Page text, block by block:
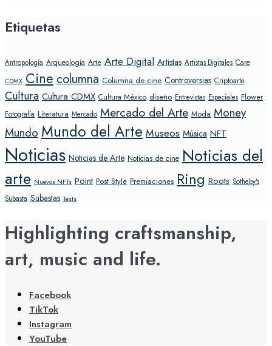
Etiquetas
Antropología Arqueología Arte Arte Digital Artistas Artistas Digitales Care
CDMX Cine columna Columna de cine Controversias Criptoarte
Cultura Cultura CDMX Cultura México diseño Entrevistas Especiales Flower
Fotografía Literatura Mercado Mercado del Arte Moda Money
Mundo Mundo del Arte Museos Música NFT
Noticias Noticias de Arte Noticias de cine Noticias del
arte Nuevos NFTs Point Post Style Premiaciones Ring Roots Sotheby's
Subasta Subastas Tests
Highlighting craftsmanship,
art, music and life.
Facebook
TikTok
Instagram
YouTube